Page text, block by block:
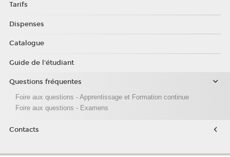
Tarifs
Dispenses
Catalogue
Guide de l'étudiant
Questions fréquentes
Foire aux questions - Apprentissage et Formation continue
Foire aux questions - Examens
Contacts